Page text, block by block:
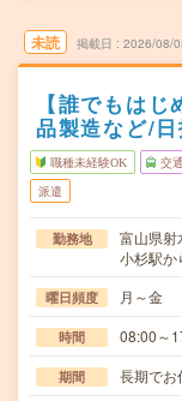
未読 掲載日 2026/08/
【誰でもは
品製造など/
職種未経験OK 交
派遣
勤務地
富山県射
小杉駅か
曜日頻度 月～金
時間 08:00～
期間 長期でお